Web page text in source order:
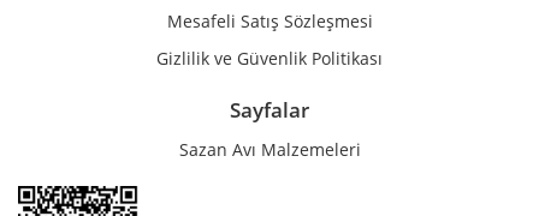
Mesafeli Satış Sözleşmesi
Gizlilik ve Güvenlik Politikası
Sayfalar
Sazan Avı Malzemeleri